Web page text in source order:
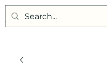
Points de Suture